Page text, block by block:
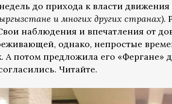
до прихода к власти
и многих других странах).
наблюдения и впечатления от
однако, непростые
А потом предложила его «Фергане»
Читайте.